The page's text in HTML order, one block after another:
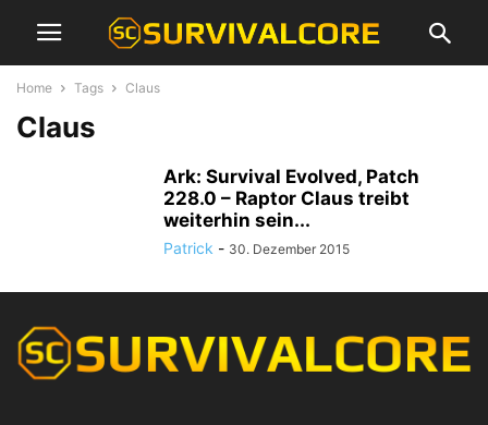
Home Tags Claus
Claus
Ark: Survival Evolved, Patch
228.0 – Raptor Claus treibt
weiterhin sein...
Patrick - 30. Dezember 2015